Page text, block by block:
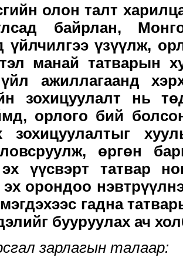
олон талт
байрлан,
үйлчилгээ үзүүлж,
манай татварын
ажиллагаанд
зохицуулалт нь
орлого бий
зохицуулалтыг
өргөн
үүсвэрт татвар
орондоо
гадна
бууруулах ач
зарлагын талаар: